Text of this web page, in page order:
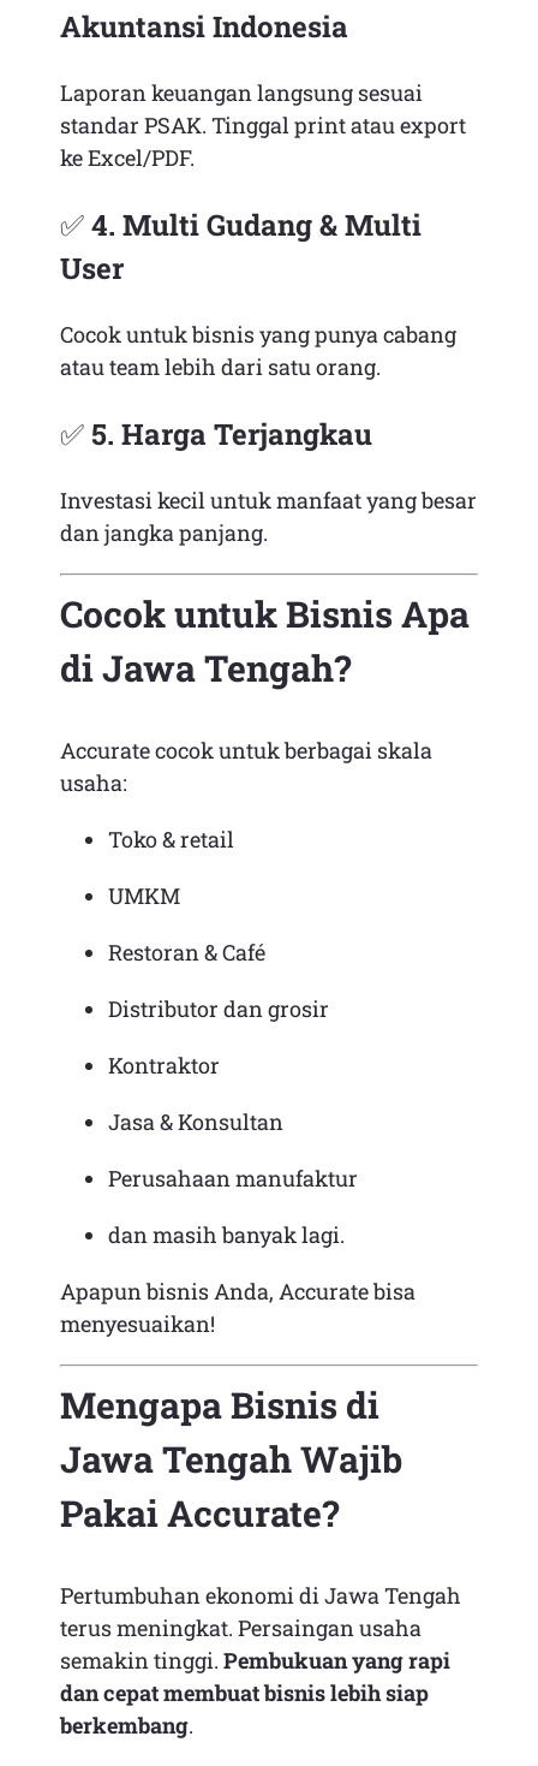
Akuntansi Indonesia
Laporan keuangan langsung sesuai
standar PSAK. Tinggal print atau export
ke Excel/PDF.
✅4. Multi Gudang & Multi
User
Cocok untuk bisnis yang punya cabang
atau team lebih dari satu orang.
✅5. Harga Terjangkau
Investasi kecil untuk manfaat yang besar
dan jangka panjang.
Cocok untuk Bisnis Apa
di Jawa Tengah?
Accurate cocok untuk berbagai skala
usaha:
Toko & retail
UMKM
Restoran & Café
Distributor dan grosir
Kontraktor
Jasa & Konsultan
Perusahaan manufaktur
dan masih banyak lagi.
Apapun bisnis Anda, Accurate bisa
menyesuaikan!
Mengapa Bisnis di
Jawa Tengah Wajib
Pakai Accurate?
Pertumbuhan ekonomi di Jawa Tengah
terus meningkat. Persaingan usaha
semakin tinggi. Pembukuan yang rapi
dan cepat membuat bisnis lebih siap
berkembang.